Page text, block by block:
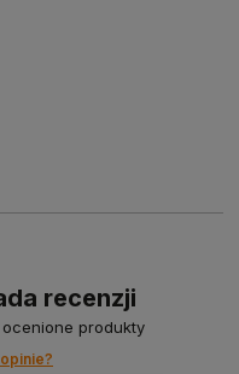
recenzji
produkty